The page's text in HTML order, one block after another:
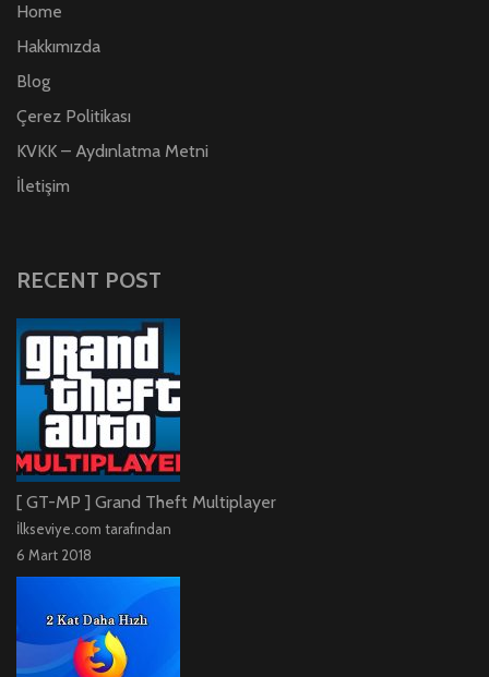
Home
Hakkımızda
Blog
Çerez Politikası
KVKK – Aydınlatma Metni
İletişim
RECENT POST
[ GT-MP ] Grand Theft Multiplayer
İlkseviye.com tarafından
6 Mart 2018